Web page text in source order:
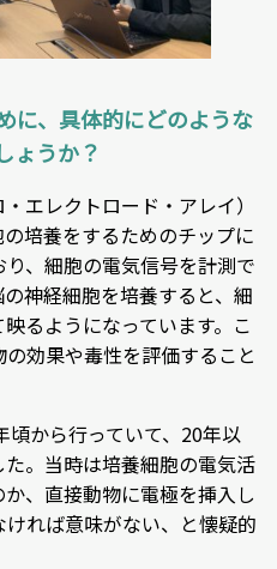
に、具体的にどのような
ょうか？
エレクトロード・アレイ）
培養をするためのチップに
、細胞の電気信号を計測で
神経細胞を培養すると、細
るようになっています。こ
効果や毒性を評価すること
頃から行っていて、20年以
。当時は培養細胞の電気活
、直接動物に電極を挿入し
れば意味がない、と懐疑的